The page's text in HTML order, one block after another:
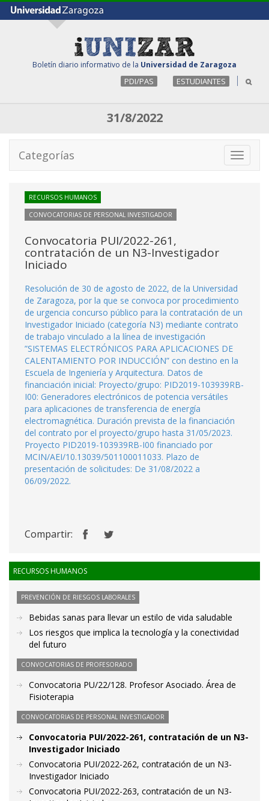
Boletín diario informativo de la Universidad de Zaragoza
PDI/PAS ESTUDIANTES
31/8/2022
Toggle
Categorías
RECURSOS HUMANOS
CONVOCATORIAS DE PERSONAL INVESTIGADOR
Convocatoria PUI/2022-261,
contratación de un N3-Investigador
Iniciado
Resolución de 30 de agosto de 2022, de la Universidad
de Zaragoza, por la que se convoca por procedimiento
de urgencia concurso público para la contratación de un
Investigador Iniciado (categoría N3) mediante contrato
de trabajo vinculado a la línea de investigación
”SISTEMAS ELECTRÓNICOS PARA APLICACIONES DE
CALENTAMIENTO POR INDUCCIÓN” con destino en la
Escuela de Ingeniería y Arquitectura. Datos de
financiación inicial: Proyecto/grupo: PID2019-103939RB-
I00: Generadores electrónicos de potencia versátiles
para aplicaciones de transferencia de energía
electromagnética. Duración prevista de la financiación
del contrato por el proyecto/grupo hasta 31/05/2023.
Proyecto PID2019-103939RB-I00 financiado por
MCIN/AEI/10.13039/501100011033. Plazo de
presentación de solicitudes: De 31/08/2022 a
06/09/2022.
Compartir:
RECURSOS HUMANOS
PREVENCIÓN DE RIESGOS LABORALES
Bebidas sanas para llevar un estilo de vida saludable
Los riesgos que implica la tecnología y la conectividad
del futuro
CONVOCATORIAS DE PROFESORADO
Convocatoria PU/22/128. Profesor Asociado. Área de
Fisioterapia
CONVOCATORIAS DE PERSONAL INVESTIGADOR
Convocatoria PUI/2022-261, contratación de un N3-
Investigador Iniciado
Convocatoria PUI/2022-262, contratación de un N3-
Investigador Iniciado
Convocatoria PUI/2022-263, contratación de un N3-